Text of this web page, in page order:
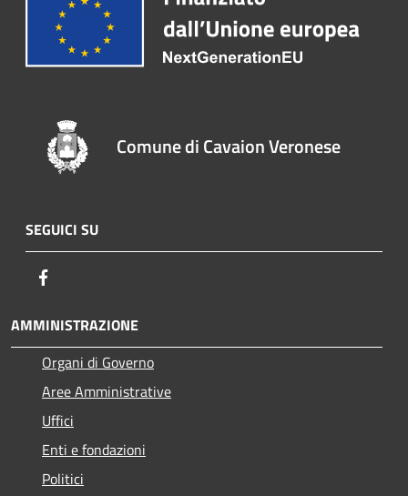
Comune di Cavaion Veronese
SEGUICI SU
AMMINISTRAZIONE
Organi di Governo
Aree Amministrative
Uffici
Enti e fondazioni
Politici